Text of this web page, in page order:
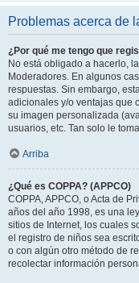
Problemas acerca de
¿Por qué me tengo que
No está obligado a hacerlo,
Moderadores. En algunos
respuestas. Sin embargo,
adicionales y/o ventajas que
su imagen personalizada
usuarios, etc. Tan solo le
Arriba
¿Qué es COPPA? (APPCO)
COPPA, APPCO, o Acta de
años del año 1998, es una
sitios de Internet, los cuales
el registro de niños sea
o con algún otro método de
recolectar información